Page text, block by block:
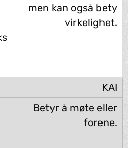
men kan også bety
virkelighet.
KAI
Betyr å møte eller
forene.